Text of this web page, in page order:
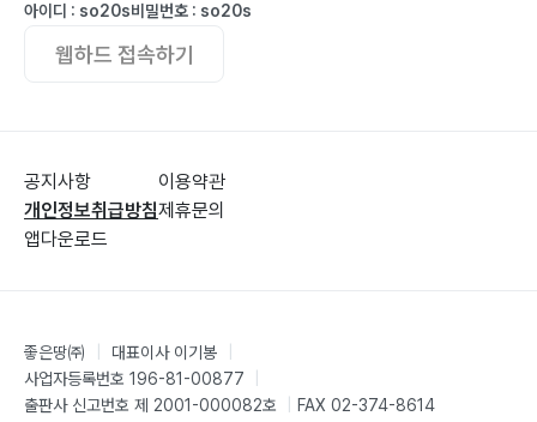
아이디 : so20s비밀번호 : so20s
웹하드 접속하기
공지사항
개인정보취급방침
앱다운로드
이용약관
제휴문의
좋은땅㈜ 대표이사 이기봉
사업자등록번호 196-81-00877
출판사 신고번호 제 2001-000082호
FAX 02-374-8614